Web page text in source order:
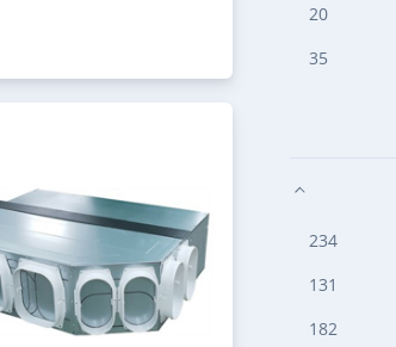
20
35
234
131
182